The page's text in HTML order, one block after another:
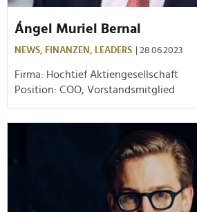
Ángel Muriel Bernal
NEWS, FINANZEN, LEADERS | 28.06.2023
Firma: Hochtief Aktiengesellschaft
Position: COO, Vorstandsmitglied